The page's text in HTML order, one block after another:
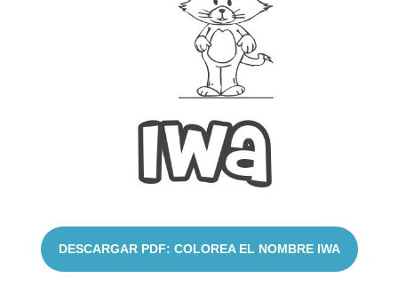
DESCARGAR PDF: COLOREA EL NOMBRE IWA